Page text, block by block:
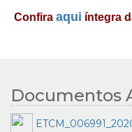
Confira aqui íntegra
Documentos